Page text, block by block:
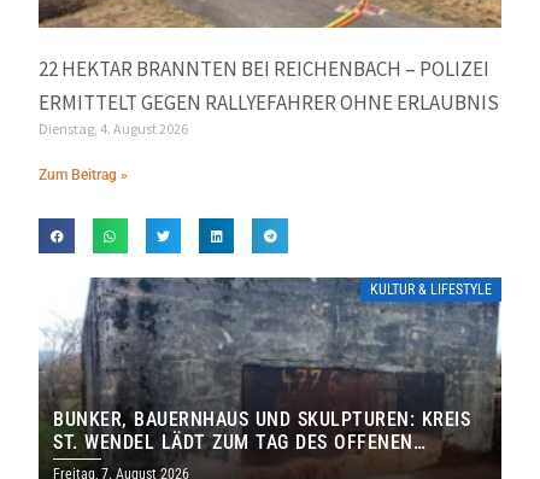
22 HEKTAR BRANNTEN BEI REICHENBACH – POLIZEI
ERMITTELT GEGEN RALLYEFAHRER OHNE ERLAUBNIS
Dienstag, 4. August 2026
Zum Beitrag »
KULTUR & LIFESTYLE
BUNKER, BAUERNHAUS UND SKULPTUREN: KREIS
ST. WENDEL LÄDT ZUM TAG DES OFFENEN
DENKMALS EIN
Freitag, 7. August 2026